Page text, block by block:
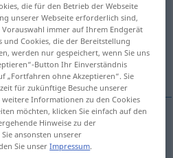
anklicken/antippen)
ARCH
die für den Betrieb der Webseite
unserer Webseite erforderlich sind,
immer auf Ihrem Endgerät
Cookies, die der Bereitstellung
werden nur gespeichert, wenn Sie uns
Button Ihr Einverständnis
„Fortfahren ohne Akzeptieren“. Sie
für zukünftige Besuche unserer
Informationen zu den Cookies
möchten, klicken Sie einfach auf den
Hinweise zu der
ansonsten unserer
Sie unserImpressum.